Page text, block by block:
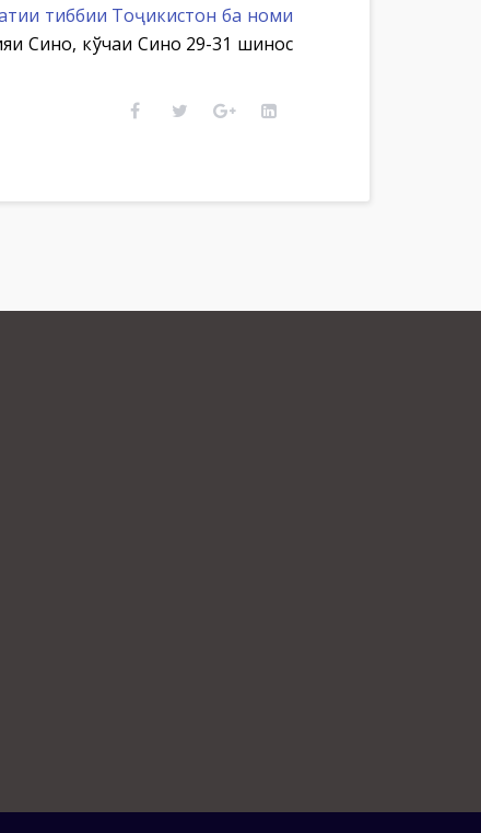
тиббии Тоҷикистон ба номи
Сино, кўчаи Сино 29-31 шинос